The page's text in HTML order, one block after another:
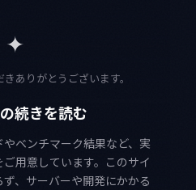
✦
ありがとうございます。
続きを読む
ベンチマーク結果など、実
用意しています。このサイ
、サーバーや開発にかかる